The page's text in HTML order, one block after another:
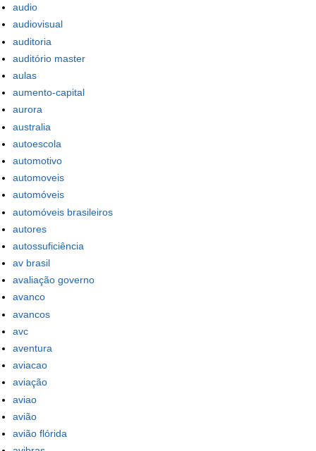
audio
audiovisual
auditoria
auditório master
aulas
aumento-capital
aurora
australia
autoescola
automotivo
automoveis
automóveis
automóveis brasileiros
autores
autossuficiência
av brasil
avaliação governo
avanco
avancos
avc
aventura
aviacao
aviação
aviao
avião
avião flórida